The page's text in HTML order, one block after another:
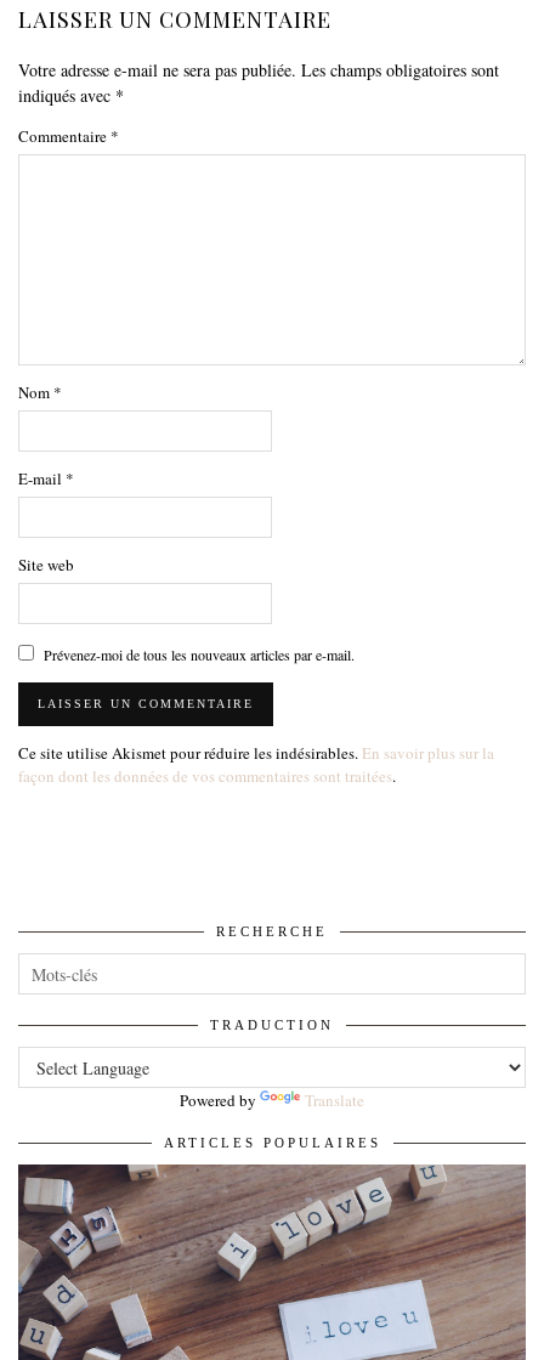
LAISSER UN COMMENTAIRE
Votre adresse e-mail ne sera pas publiée. Les champs obligatoires sont
indiqués avec *
Commentaire *
Nom *
E-mail *
Site web
Prévenez-moi de tous les nouveaux articles par e-mail.
Ce site utilise Akismet pour réduire les indésirables. En savoir plus sur la
façon dont les données de vos commentaires sont traitées.
RECHERCHE
TRADUCTION
Powered by Translate
ARTICLES POPULAIRES